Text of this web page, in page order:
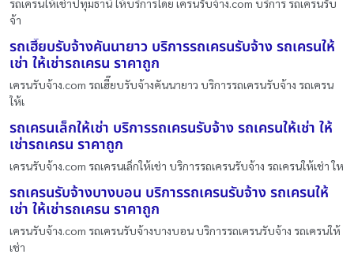
รถเครนให้เช่าปทุมธานี ให้บริการโดย เครนรับจ้าง.com บริการ รถเครนรับ
จ้า
รถเฮี๊ยบรับจ้างคันนายาว บริการรถเครนรับจ้าง รถเครนให้
เช่า ให้เช่ารถเครน ราคาถูก
เครนรับจ้าง.com รถเฮี๊ยบรับจ้างคันนายาว บริการรถเครนรับจ้าง รถเครน
ให้เ
รถเครนเล็กให้เช่า บริการรถเครนรับจ้าง รถเครนให้เช่า ให้
เช่ารถเครน ราคาถูก
เครนรับจ้าง.com รถเครนเล็กให้เช่า บริการรถเครนรับจ้าง รถเครนให้เช่า ให
รถเครนรับจ้างบางบอน บริการรถเครนรับจ้าง รถเครนให้
เช่า ให้เช่ารถเครน ราคาถูก
เครนรับจ้าง.com รถเครนรับจ้างบางบอน บริการรถเครนรับจ้าง รถเครนให้
เช่า